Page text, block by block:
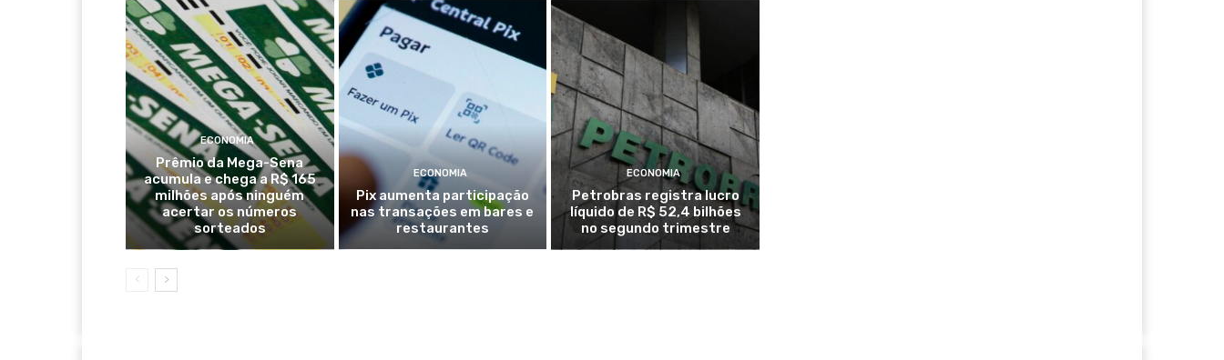
ECONOMIA
Prêmio da Mega-Sena
acumula e chega a R$ 165
milhões após ninguém
acertar os números
sorteados
ECONOMIA
Pix aumenta participação
nas transações em bares e
restaurantes
ECONOMIA
Petrobras registra lucro
líquido de R$ 52,4 bilhões
no segundo trimestre